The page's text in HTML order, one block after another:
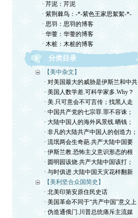
· 芹泥：芹泥
· 紫荆棘鸟：-*-紫色王家思絮絮-*-
· 思羽：思羽的博客
· 华蓥：华蓥的博客
· 木桩：木桩的博客
分类目录
【美中杂文】
· 对美国最大的威胁是伊斯兰和中共
· 美国人数学差.可科学家多.Why？
· 美.只可意会不可言传；找黑人走
· 中国共产党的七宗罪.罪不容诛；
· 大陆中国人的海外风景线.晒钱；
· 非凡的大陆共产中国人的创造力；
· 流氓两会生奇葩.共产大陆中国要
· 伊斯兰教.恐怖主义意识形态的根
· 圆明园该烧.共产大陆中国该打；
· 与时俱进.大陆中国天灾花样翻新
【美利坚合众国简史】
· 北美印第安原住民史话
· 美国革命不同于“共产中国”意义上
· 伪造通俄门.川普总统痛斥主流媒